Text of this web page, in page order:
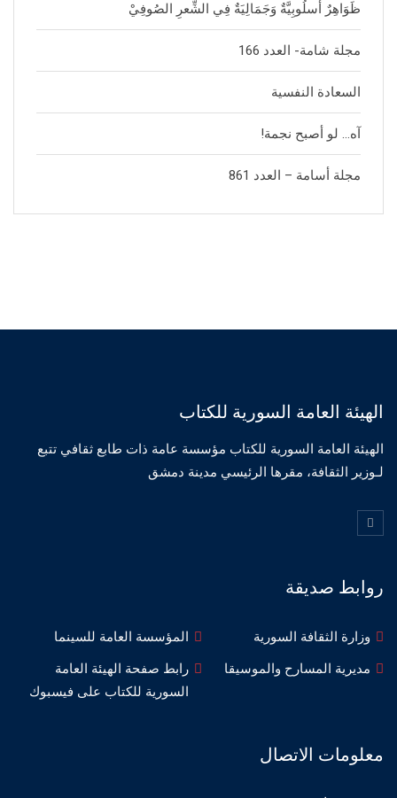
ظَوَاهِرٌ أُسلُوبِيَّةٌ وَجَمَالِيَةٌ فِي الشِّعرِ الصُوفِيْ
مجلة شامة- العدد 166
السعادة النفسية
آه… لو أصبح نجمة!
مجلة أسامة – العدد 861
الهيئة العامة السورية للكتاب
الهيئة العامة السورية للكتاب مؤسسة عامة ذات طابع ثقافي تتبع
لـوزير الثقافة، مقرها الرئيسي مدينة دمشق
روابط صديقة
وزارة الثقافة السورية
المؤسسة العامة للسينما
مديرية المسارح والموسيقا
رابط صفحة الهيئة العامة
السورية للكتاب على فيسبوك
معلومات الاتصال